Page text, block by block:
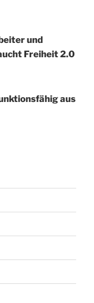
und
Freiheit 2.0
aus